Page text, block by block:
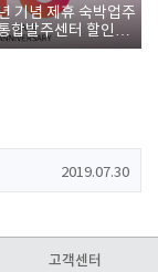
기념 제휴 숙박업주
합발주센터 할인쿠
2019.07.30
고객센터